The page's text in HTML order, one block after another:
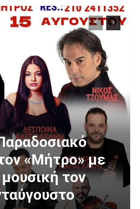
«Μήτρο» με
τον